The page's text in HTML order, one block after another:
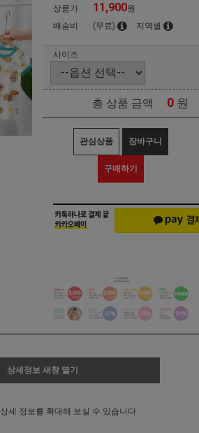
상품가 11,900원
배송비
(무료) 지역별
사이즈
총 상품 금액 0 원
관심상품 장바구니
구매하기
상세정보 새창 열기
상세 정보를 확대해 보실 수 있습니다.